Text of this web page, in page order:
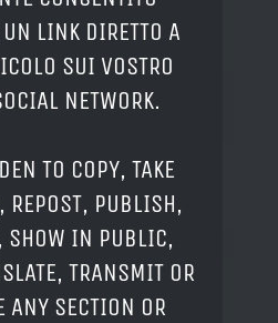
LINK DIRETTO A
SUI VOSTRO
NETWORK.
TO COPY, TAKE
REPOST, PUBLISH,
SHOW IN PUBLIC,
TRANSMIT OR
ANY SECTION OR